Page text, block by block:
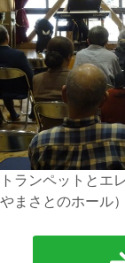
トランペットとエ
やまさとのホール）